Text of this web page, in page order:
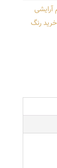
آرایشی
خرید رنگ